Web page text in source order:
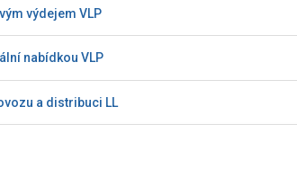
výdejem VLP
nabídkou VLP
a distribuci LL